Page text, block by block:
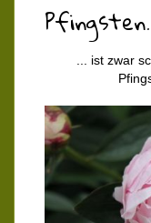
... ist zwar